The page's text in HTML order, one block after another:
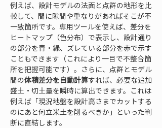
例えば、設計モデルの法面と点群の地形を比
較して、間に隙間や重なりがあればそこが不
一致箇所です。専用ツールを使えば、差分を
ヒートマップ（色分布）で表示し、設計通り
の部分を青・緑、ズレている部分を赤で示す
こともできます（これにより一目で不整合箇
所を把握可能です）。さらに、点群とモデル
間の体積差分を自動計算すれば、必要な追加
盛土・切土量を瞬時に算出できます。これは
例えば「現況地盤を設計高さまでカットする
のにあと何立米土を削るべきか」といった判
断に直結します。